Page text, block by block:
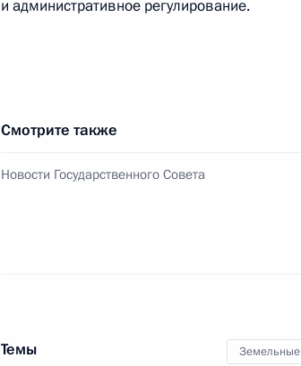
Заседание Комиссии по делам инвалидов
и Запорожскую область
19 апреля 2024 года, 16:00
и административное регулирование.
Смотрите также
Новости Государственного Совета
Темы